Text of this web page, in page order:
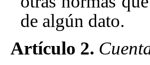
de algún dato.
Artículo 2.